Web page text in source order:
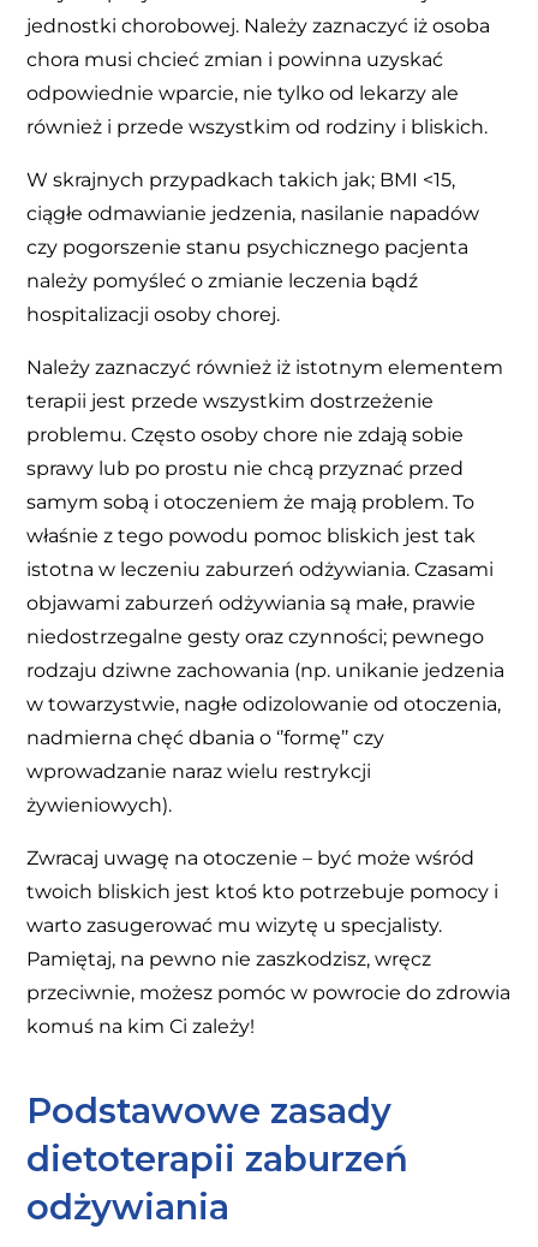
jednostki chorobowej. Należy zaznaczyć iż osoba
chora musi chcieć zmian i powinna uzyskać
odpowiednie wparcie, nie tylko od lekarzy ale
również i przede wszystkim od rodziny i bliskich.
W skrajnych przypadkach takich jak; BMI <15,
ciągłe odmawianie jedzenia, nasilanie napadów
czy pogorszenie stanu psychicznego pacjenta
należy pomyśleć o zmianie leczenia bądź
hospitalizacji osoby chorej.
Należy zaznaczyć również iż istotnym elementem
terapii jest przede wszystkim dostrzeżenie
problemu. Często osoby chore nie zdają sobie
sprawy lub po prostu nie chcą przyznać przed
samym sobą i otoczeniem że mają problem. To
właśnie z tego powodu pomoc bliskich jest tak
istotna w leczeniu zaburzeń odżywiania. Czasami
objawami zaburzeń odżywiania są małe, prawie
niedostrzegalne gesty oraz czynności; pewnego
rodzaju dziwne zachowania (np. unikanie jedzenia
w towarzystwie, nagłe odizolowanie od otoczenia,
nadmierna chęć dbania o ‘’formę’’ czy
wprowadzanie naraz wielu restrykcji
żywieniowych).
Zwracaj uwagę na otoczenie – być może wśród
twoich bliskich jest ktoś kto potrzebuje pomocy i
warto zasugerować mu wizytę u specjalisty.
Pamiętaj, na pewno nie zaszkodzisz, wręcz
przeciwnie, możesz pomóc w powrocie do zdrowia
komuś na kim Ci zależy!
Podstawowe zasady
dietoterapii zaburzeń
odżywiania